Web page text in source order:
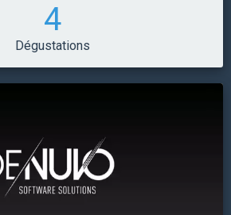
4
Dégustations